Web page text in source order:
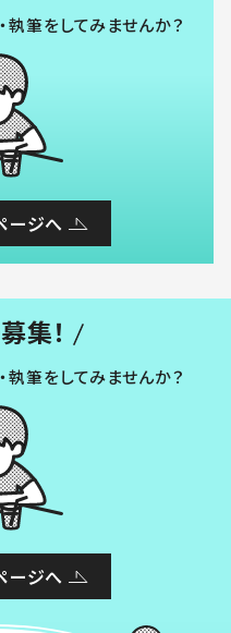
執筆をしてみませんか？
ージへ
集！
執筆をしてみませんか？
ージへ